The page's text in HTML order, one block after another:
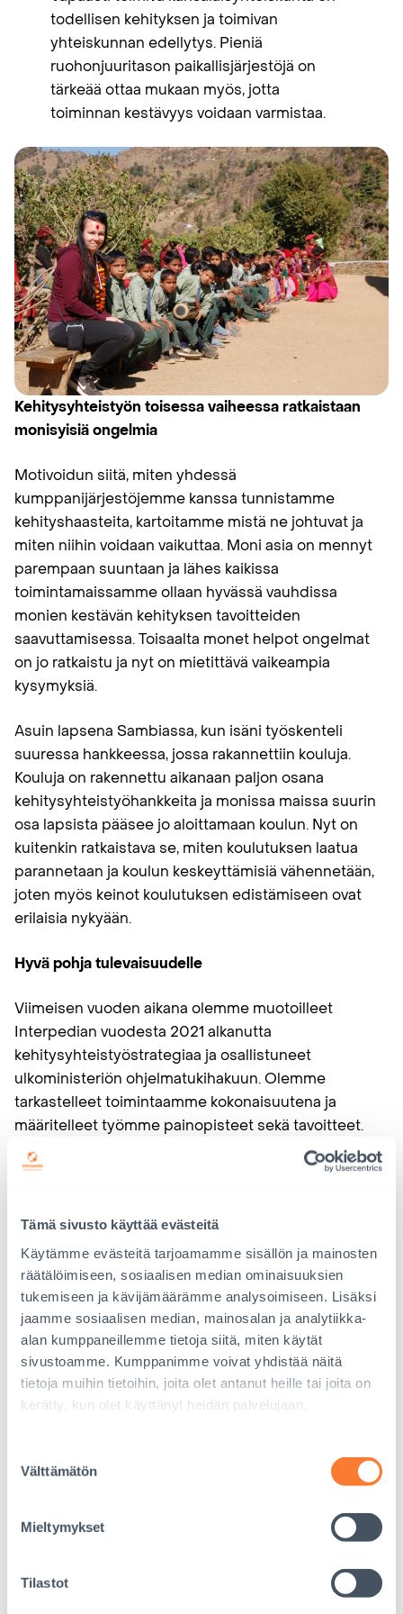
Tämä sivusto käyttää evästeitä
Käytämme evästeitä tarjoamamme sisällön ja mainosten
räätälöimiseen, sosiaalisen median ominaisuuksien
tukemiseen ja kävijämäärämme analysoimiseen. Lisäksi
jaamme sosiaalisen median, mainosalan ja analytiikka-
alan kumppaneillemme tietoja siitä, miten käytät
sivustoamme. Kumppanimme voivat yhdistää näitä
tietoja muihin tietoihin, joita olet antanut heille tai joita on
kerätty, kun olet käyttänyt heidän palvelujaan.
valinta
Välttämätön
Mieltymykset
Tilastot
todellisen kehityksen ja toimivan
yhteiskunnan edellytys. Pieniä
ruohonjuuritason paikallisjärjestöjä on
tärkeää ottaa mukaan myös, jotta
toiminnan kestävyys voidaan varmistaa.
Kehitysyhteistyön toisessa vaiheessa ratkaistaan
monisyisiä ongelmia
Motivoidun siitä, miten yhdessä
kumppanijärjestöjemme kanssa tunnistamme
kehityshaasteita, kartoitamme mistä ne johtuvat ja
miten niihin voidaan vaikuttaa. Moni asia on mennyt
parempaan suuntaan ja lähes kaikissa
toimintamaissamme ollaan hyvässä vauhdissa
monien kestävän kehityksen tavoitteiden
saavuttamisessa. Toisaalta monet helpot ongelmat
on jo ratkaistu ja nyt on mietittävä vaikeampia
kysymyksiä.
Asuin lapsena Sambiassa, kun isäni työskenteli
suuressa hankkeessa, jossa rakannettiin kouluja.
Kouluja on rakennettu aikanaan paljon osana
kehitysyhteistyöhankkeita ja monissa maissa suurin
osa lapsista pääsee jo aloittamaan koulun. Nyt on
kuitenkin ratkaistava se, miten koulutuksen laatua
parannetaan ja koulun keskeyttämisiä vähennetään,
joten myös keinot koulutuksen edistämiseen ovat
erilaisia nykyään.
Hyvä pohja tulevaisuudelle
Viimeisen vuoden aikana olemme muotoilleet
Interpedian vuodesta 2021 alkanutta
kehitysyhteistyöstrategiaa ja osallistuneet
ulkoministeriön ohjelmatukihakuun. Olemme
tarkastelleet toimintaamme kokonaisuutena ja
määritelleet työmme painopisteet sekä tavoitteet.
Tällä hetkellä alalla korostuvat esimerkiksi eettiset
edistäminen ja seksuaalisen hyväksikäytön vastainen
periaatteiden mukaisesti, mutta nyt nämä asiat on
nostettu näkyvästi esille ja niihin liittyvät ohjeistukset
ja toimintatavat päivitetty.
Esimerkiksi tasa-arvon edistäminen vaatii
systemaattisia toimenpiteitä. Edistämme jo monia
hyviä asioita, mutta pohdimme jatkuvasti miten
ratkaistava, miten pääsemme etenemään seuraavalle